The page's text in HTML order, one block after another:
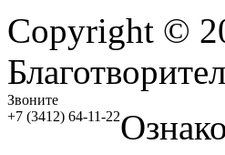
Copyright ©
Звоните
+7 (3412) 64-11-22